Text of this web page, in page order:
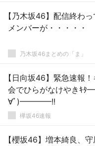
【乃木坂46】配信終わ
メンバーが・・・・・
乃木坂46まとめの「ま」
【日向坂46】緊急速報
会でひらがなけやきｷ
∀ﾟ)━━━━!!
欅坂46速報
【櫻坂46】増本綺良、